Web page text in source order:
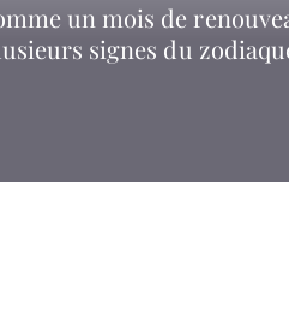
un mois de
signes du